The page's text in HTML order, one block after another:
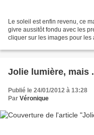
Le soleil est enfin revenu, ce
givre aussitôt fondu avec les
cliquer sur les images pour les
Jolie lumière, mais
Publié le 24/01/2012 à 13:28
Par Véronique